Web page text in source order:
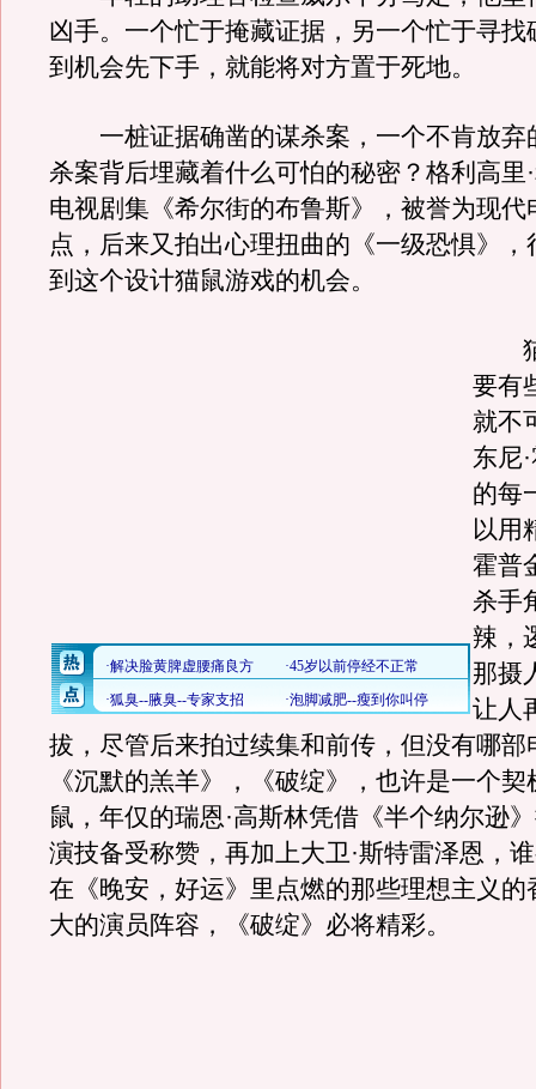
凶手。一个忙于掩藏证据，另一个忙于寻找
到机会先下手，就能将对方置于死地。
一桩证据确凿的谋杀案，一个不肯放弃
杀案背后埋藏着什么可怕的秘密？格利高里
电视剧集《希尔街的布鲁斯》，被誉为现代
点，后来又拍出心理扭曲的《一级恐惧》，
到这个设计猫鼠游戏的机会。
猫
要有
就不
东尼
的每
以用
霍普
杀手
辣，
那摄
让人
拔，尽管后来拍过续集和前传，但没有哪部
《沉默的羔羊》，《破绽》，也许是一个
鼠，年仅的瑞恩·高斯林凭借《半个纳尔逊
演技备受称赞，再加上大卫·斯特雷泽恩，
在《晚安，好运》里点燃的那些理想主义的
大的演员阵容，《破绽》必将精彩。